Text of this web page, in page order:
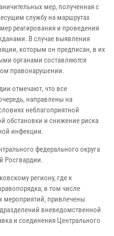
мер, полученная с
службу на маршрутах
реагирования и проведения
В случае выявления
которым он предписан, в их
органами составляются
правонарушении.
отмечают, что все
направлены на
неблагоприятной
обстановки и снижение риска
инфекции.
федерального округа
Росгвардии.
региону, где к
в том числе
мероприятий, привлечены
вневедомственной
и соединения Центрального